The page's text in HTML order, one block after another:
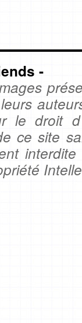
-
le droit
ce site